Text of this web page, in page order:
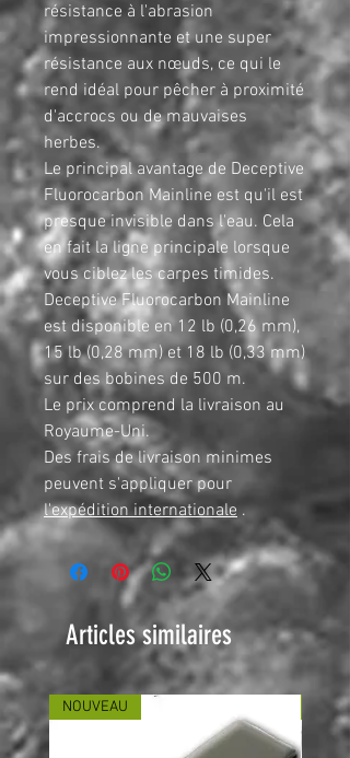
résistance à l'abrasion
impressionnante et une super
résistance aux nœuds, ce qui le
rend idéal pour pêcher à proximité
d'accrocs ou de mauvaises
herbes.
Le principal avantage de Deceptive
Fluorocarbon Mainline est qu'il est
presque invisible dans l'eau. Cela
en fait la ligne principale lorsque
vous ciblez les carpes timides.
Deceptive Fluorocarbon Mainline
est disponible en 12 lb (0,26 mm),
15 lb (0,28 mm) et 18 lb (0,33 mm)
sur des bobines de 500 m.
Le prix comprend la livraison au
Royaume-Uni.
Des frais de livraison minimes
peuvent s'appliquer pour
l'expédition internationale.
Articles similaires
NOUVEAU